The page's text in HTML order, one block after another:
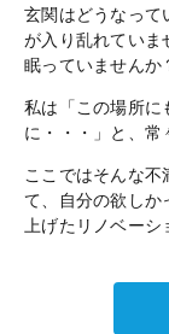
玄関はどうなって
が入り乱れていま
眠っていませんか
私は「この場所に
に・・・」と、常
ここではそんな不
て、自分の欲しか
上げたリノベー